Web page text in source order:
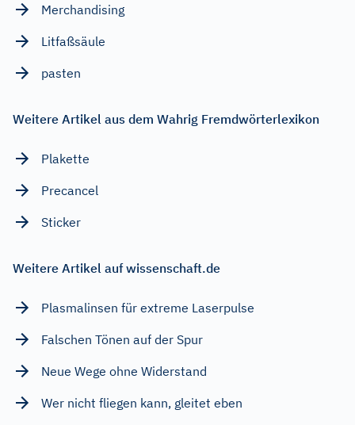
Merchandising
Litfaßsäule
pasten
Weitere Artikel aus dem Wahrig Fremdwörterlexikon
Plakette
Precancel
Sticker
Weitere Artikel auf wissenschaft.de
Plasmalinsen für extreme Laserpulse
Falschen Tönen auf der Spur
Neue Wege ohne Widerstand
Wer nicht fliegen kann, gleitet eben